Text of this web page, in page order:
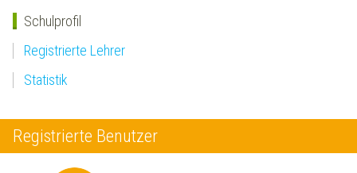
Schulprofil
Registrierte Lehrer
Statistik
Registrierte Benutzer